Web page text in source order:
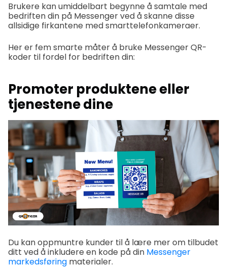
Brukere kan umiddelbart begynne å samtale med
bedriften din på Messenger ved å skanne disse
allsidige firkantene med smarttelefonkameraer.
Her er fem smarte måter å bruke Messenger QR-
koder til fordel for bedriften din:
Promoter produktene eller
tjenestene dine
Du kan oppmuntre kunder til å lære mer om tilbudet
ditt ved å inkludere en kode på din Messenger
markedsføring materialer.